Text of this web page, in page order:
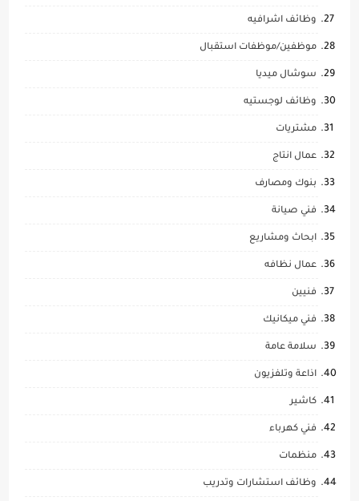
وظائف اشرافيه
موظفين/موظفات استقبال
سوشال ميديا
وظائف لوجستيه
مشتريات
عمال انتاج
بنوك ومصارف
فني صيانة
ابحاث ومشاريع
عمال نظافه
فنيين
فني ميكانيك
سلامة عامة
اذاعة وتلفزيون
كاشير
فني كهرباء
منظمات
وظائف استشارات وتدريب